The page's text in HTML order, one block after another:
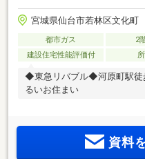
宮城県仙台市若林区文化町
都市ガス 2
建設住宅性能評価付
◆東急リバブル◆河原町駅徒
るいお住まい
資料